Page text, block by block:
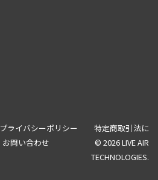
プライバシーポリシー
特定商取引法に
お問い合わせ
© 2026 LIVE AIR
TECHNOLOGIES.